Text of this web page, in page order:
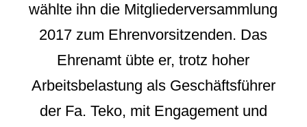
wählte ihn die Mitgliederversammlung
2017 zum Ehrenvorsitzenden. Das
Ehrenamt übte er, trotz hoher
Arbeitsbelastung als Geschäftsführer
der Fa. Teko, mit Engagement und